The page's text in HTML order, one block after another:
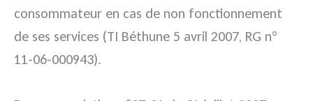
consommateur en cas de non fonctionnement
de ses services (TI Béthune 5 avril 2007, RG n°
11-06-000943).